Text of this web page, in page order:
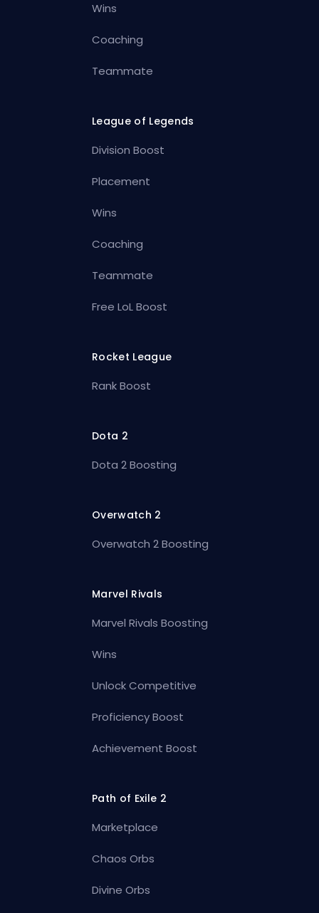
Wins
Coaching
Teammate
League of Legends
Division Boost
Placement
Wins
Coaching
Teammate
Free LoL Boost
Rocket League
Rank Boost
Dota 2
Dota 2 Boosting
Overwatch 2
Overwatch 2 Boosting
Marvel Rivals
Marvel Rivals Boosting
Wins
Unlock Competitive
Proficiency Boost
Achievement Boost
Path of Exile 2
Marketplace
Chaos Orbs
Divine Orbs